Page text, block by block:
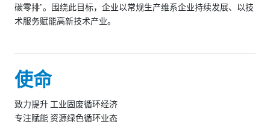
碳零排”。围绕此目标，企业以常规生产维系企业持续发展、以技
术服务赋能高新技术产业。
使命
致力提升 工业固废循环经济
专注赋能 资源绿色循环业态